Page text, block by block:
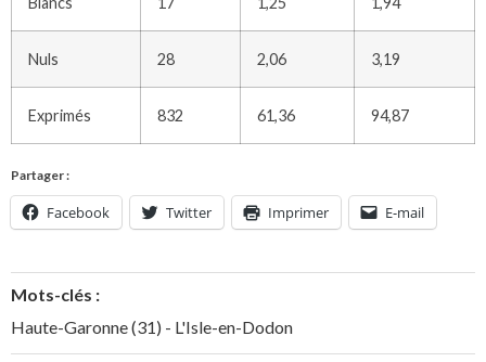
Nuls 28 2,06 3,19
Exprimés 832 61,36 94,87
Partager :
Facebook Twitter Imprimer E-mail
Mots-clés :
Haute-Garonne (31) - L'Isle-en-Dodon